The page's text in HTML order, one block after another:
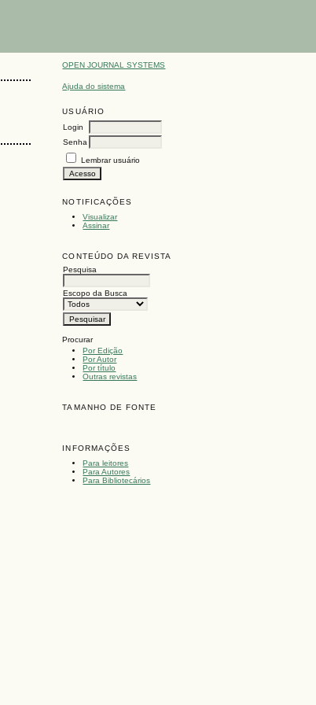
OPEN JOURNAL SYSTEMS
Ajuda do sistema
USUÁRIO
Login
Senha
Lembrar usuário
NOTIFICAÇÕES
Visualizar
Assinar
CONTEÚDO DA REVISTA
Pesquisa
Escopo da Busca
Procurar
Por Edição
Por Autor
Por título
Outras revistas
TAMANHO DE FONTE
INFORMAÇÕES
Para leitores
Para Autores
Para Bibliotecários